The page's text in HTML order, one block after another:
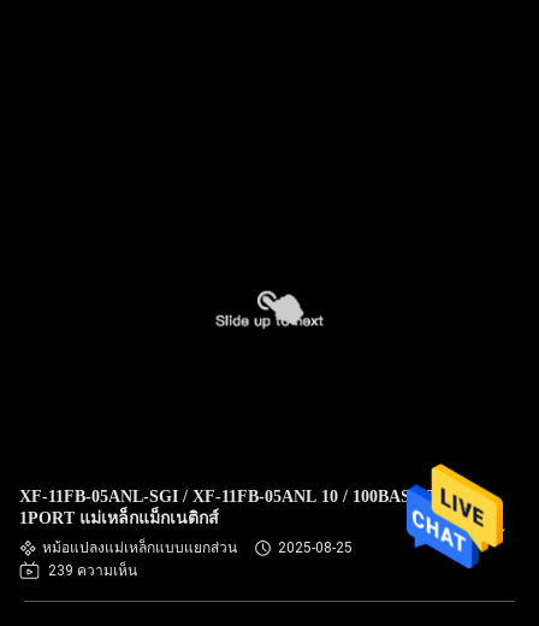
XF-11FB-05ANL-SGI / XF-11FB-05ANL 10 / 100BASE-T
1PORT แม่เหล็กแม็กเนติกส์
หม้อแปลงแม่เหล็กแบบแยกส่วน
2025-08-25
239 ความเห็น